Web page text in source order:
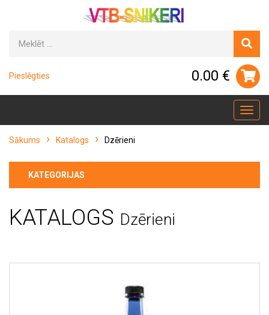
Pieslēgties 0.00 €
Sākums
Katalogs Dzērieni
KATEGORIJAS
KATALOGS Dzērieni